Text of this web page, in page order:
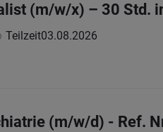
(m/w/x) – 30 Std.
Teilzeit03.08.2026
(m/w/d) - Ref.